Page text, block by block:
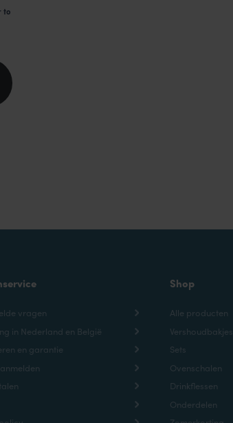
to
vragen
in Nederland en België
en garantie
Shop
Alle producten
Vershoudbakjes
Sets
Ovenschalen
Drinkflessen
Onderdelen